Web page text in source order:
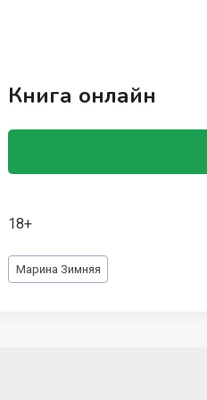
Книга онлайн
18+
Метки
записи:
Марина Зимняя